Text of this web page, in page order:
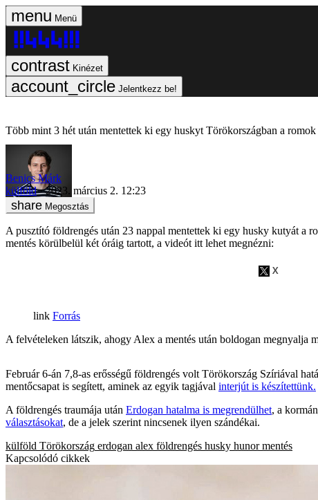
Menü
Kinézet
Jelentkezz be!
Több mint 3 hét után mentettek ki egy huskyt Törökországban a romok
Benics Márk
külföld
2023. március 2. 12:23
Megosztás
A pusztító földrengés után 23 nappal mentettek ki egy husky kutyát a
mentés körülbelül két óráig tartott, a videót itt lehet megnézni:
Forrás
A felvételeken látszik, ahogy Alex a mentés után boldogan megnyalja
Február 6-án 7,8-as erősségű földrengés volt Törökország Szíriával
mentőcsapat is segített, aminek az egyik tagjával interjút is készítettünk.
A földrengés traumája után Erdogan hatalma is megrendülhet, a
választásokat, de a jelek szerint nincsenek ilyen szándékai.
külföld Törökország erdogan alex földrengés husky hunor mentés
Kapcsolódó cikkek